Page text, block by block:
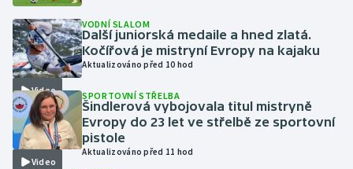
Judo
Krasobruslení
Lezení
Lyže a snowboard
Moderní pětiboj
Video
VODNÍ SLALOM
Další juniorská medaile a hned zlatá.
Kočířová je mistryní Evropy na kajaku
Aktualizováno před 10 hod
Video
SPORTOVNÍ STŘELBA
Šindlerová vybojovala titul mistryně
Evropy do 23 let ve střelbě ze sportovní
pistole
Aktualizováno před 11 hod